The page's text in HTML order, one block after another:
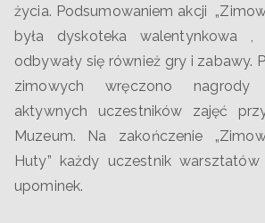
życia. Podsumowaniem akcji
była dyskoteka walentynkowa
odbywały się również gry i zabawy.
zimowych wręczono nagrody
aktywnych uczestników zajęć
Muzeum. Na zakończenie
Huty” każdy uczestnik
upominek.